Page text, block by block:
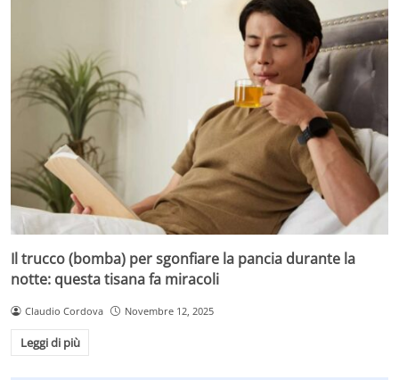
Il trucco (bomba) per sgonfiare la pancia durante la
notte: questa tisana fa miracoli
Claudio Cordova Novembre 12, 2025
Leggi di più